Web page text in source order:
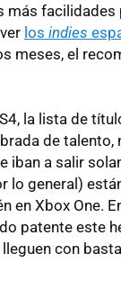
más facilidades
los indies
meses, el
la lista de
de talento,
iban a salir
lo general)
en Xbox One.
patente este
con